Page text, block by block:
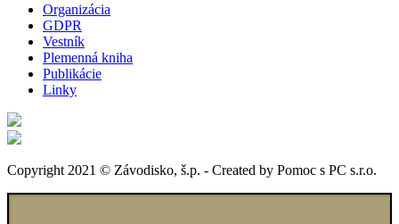
Organizácia
GDPR
Vestník
Plemenná kniha
Publikácie
Linky
Copyright 2021 © Závodisko, š.p. - Created by Pomoc s PC s.r.o.